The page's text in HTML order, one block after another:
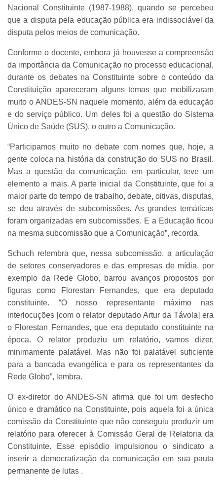
Nacional Constituinte (1987-1988), quando se percebeu
que a disputa pela educação pública era indissociável da
disputa pelos meios de comunicação.
Conforme o docente, embora já houvesse a compreensão
da importância da Comunicação no processo educacional,
durante os debates na Constituinte sobre o conteúdo da
Constituição apareceram alguns temas que mobilizaram
muito o ANDES-SN naquele momento, além da educação
e do serviço público. Um deles foi a questão do Sistema
Único de Saúde (SUS), o outro a Comunicação.
“Participamos muito no debate com nomes que, hoje, a
gente coloca na história da construção do SUS no Brasil.
Mas a questão da comunicação, em particular, teve um
elemento a mais. A parte inicial da Constituinte, que foi a
maior parte do tempo de trabalho, debate, oitivas, disputas,
se deu através de subcomissões. As grandes temáticas
foram organizadas em subcomissões. E a Educação ficou
na mesma subcomissão que a Comunicação”, recorda.
Schuch relembra que, nessa subcomissão, a articulação
de setores conservadores e das empresas de mídia, por
exemplo da Rede Globo, barrou avanços propostos por
figuras como Florestan Fernandes, que era deputado
constituinte. “O nosso representante máximo nas
interlocuções [com o relator deputado Artur da Távola] era
o Florestan Fernandes, que era deputado constituinte na
época. O relator produziu um relatório, vamos dizer,
minimamente palatável. Mas não foi palatável suficiente
para a bancada evangélica e para os representantes da
Rede Globo”, lembra.
O ex-diretor do ANDES-SN afirma que foi um desfecho
único e dramático na Constituinte, pois aquela foi a única
comissão da Constituinte que não conseguiu produzir um
relatório para oferecer à Comissão Geral de Relatoria da
Constituinte. Esse episódio impulsionou o sindicato a
inserir a democratização da comunicação em sua pauta
permanente de lutas .